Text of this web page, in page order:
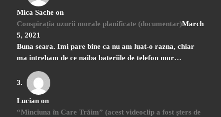
Mica Sache on
Conspirația uzurii morale planificate (documentar)March
5, 2021
Buna seara. Imi pare bine ca nu am luat-o razna, chiar
ma intrebam de ce naiba bateriile de telefon mor…
Lucian on
“Minciuna în Care Trăim” (acest videoclip a fost şters de